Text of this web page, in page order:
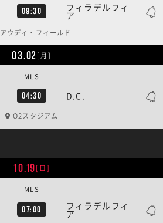
09:30 フィラデルフィ
ア
アウディ・フィールド
03.02[月]
04:30 D.C.
MLS
Q2スタジアム
10.19[日]
07:00 フィラデルフィ
ア
MLS